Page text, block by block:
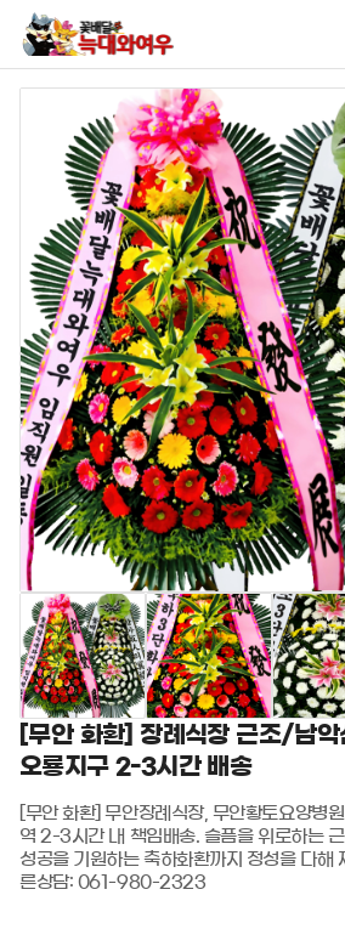
[무안 화환] 장례식장 근조/남
오룡지구 2-3시간 배송
[무안 화환] 무안장례식장, 무안황토요양병
역 2-3시간 내 책임배송. 슬픔을 위로하는 근
성공을 기원하는 축하화환까지 정성을 다해
른상담: 061-980-2323